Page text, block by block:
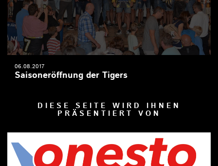
06.08.2017
Saisoneröffnung der Tigers
DIESE SEITE WIRD IHNEN
PRÄSENTIERT VON